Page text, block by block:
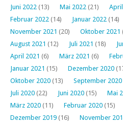
Juni 2022 (13) Mai 2022 (21)
Februar 2022 (14) Januar 2022 (14)
November 2021 (20) Oktober 2021
August 2021 (12) Juli 2021 (18)
April 2021 (6) März 2021 (6)
Januar 2021 (15) Dezember 2020
Oktober 2020 (13) September 2020
Juli 2020 (22) Juni 2020 (15) Mai
März 2020 (11) Februar 2020 (15)
Dezember 2019 (16) November